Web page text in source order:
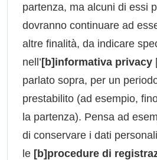
partenza, ma alcuni di essi
dovranno continuare ad
altre finalità, da indicare
nell’[b]informativa privacy
parlato sopra, per un
prestabilito (ad esempio,
la partenza). Pensa ad
di conservare i dati
le [b]procedure di